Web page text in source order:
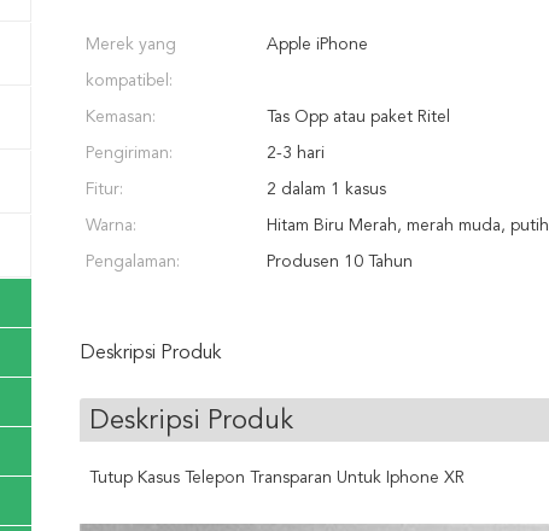
Merek yang
kompatibel:
Apple iPhone
Kemasan: Tas Opp atau paket Ritel
Pengiriman: 2-3 hari
Fitur: 2 dalam 1 kasus
Warna: Hitam Biru Merah, merah muda, putih
Pengalaman: Produsen 10 Tahun
Deskripsi Produk
Deskripsi Produk
Tutup Kasus Telepon Transparan Untuk Iphone XR